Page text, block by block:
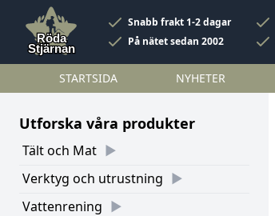
Snabb frakt 1-2 dagar
På nätet sedan 2002
STARTSIDA NYHETER
Utforska våra produkter
Tält och Mat
Verktyg och utrustning
Vattenrening